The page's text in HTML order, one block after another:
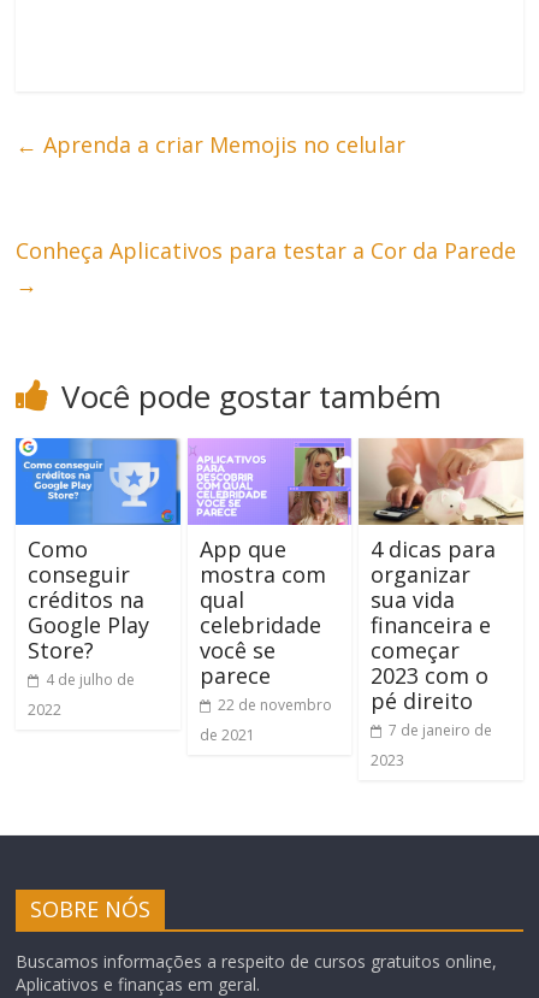
← Aprenda a criar Memojis no celular
Conheça Aplicativos para testar a Cor da Parede
→
Você pode gostar também
Como
conseguir
créditos na
Google Play
Store?
4 de julho de
2022
App que
mostra com
qual
celebridade
você se
parece
22 de novembro
de 2021
4 dicas para
organizar
sua vida
financeira e
começar
2023 com o
pé direito
7 de janeiro de
2023
SOBRE NÓS
Buscamos informações a respeito de cursos gratuitos online,
Aplicativos e finanças em geral.